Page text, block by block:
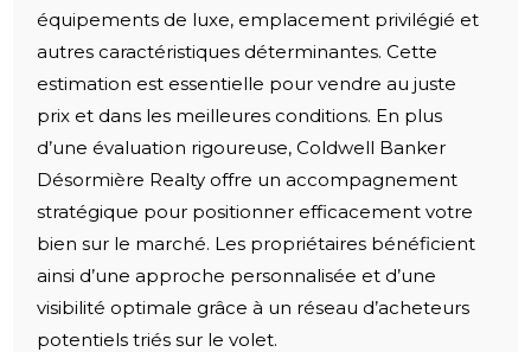
équipements de luxe, emplacement privilégié et
autres caractéristiques déterminantes. Cette
estimation est essentielle pour vendre au juste
prix et dans les meilleures conditions. En plus
d’une évaluation rigoureuse, Coldwell Banker
Désormière Realty offre un accompagnement
stratégique pour positionner efficacement votre
bien sur le marché. Les propriétaires bénéficient
ainsi d’une approche personnalisée et d’une
visibilité optimale grâce à un réseau d’acheteurs
potentiels triés sur le volet.